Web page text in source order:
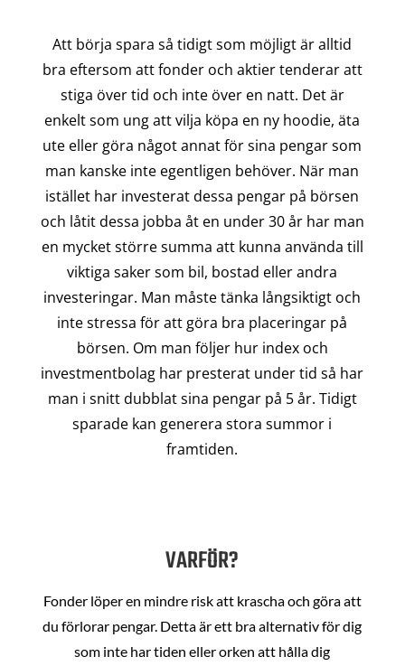
Att börja spara så tidigt som möjligt är alltid
bra eftersom att fonder och aktier tenderar att
stiga över tid och inte över en natt. Det är
enkelt som ung att vilja köpa en ny hoodie, äta
ute eller göra något annat för sina pengar som
man kanske inte egentligen behöver. När man
istället har investerat dessa pengar på börsen
och låtit dessa jobba åt en under 30 år har man
en mycket större summa att kunna använda till
viktiga saker som bil, bostad eller andra
investeringar. Man måste tänka långsiktigt och
inte stressa för att göra bra placeringar på
börsen. Om man följer hur index och
investmentbolag har presterat under tid så har
man i snitt dubblat sina pengar på 5 år. Tidigt
sparade kan generera stora summor i
framtiden.
VARFÖR?
Fonder löper en mindre risk att krascha och göra att
du förlorar pengar. Detta är ett bra alternativ för dig
som inte har tiden eller orken att hålla dig